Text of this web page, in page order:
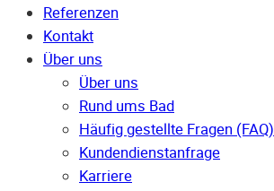
Referenzen
Kontakt
Über uns
Über uns
Rund ums Bad
Häufig gestellte Fragen (FAQ)
Kunden­dienst­anfrage
Karriere